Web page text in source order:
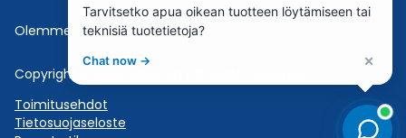
Olemme osaEsbeconia.
Copyright © 2023 Esbecon | All Rights Reserved
Toimitusehdot
Tietosuojaseloste
Tarvitsetko apua oikean tuotteen löytämiseen tai
teknisiä tuotetietoja?
Chat now → ×